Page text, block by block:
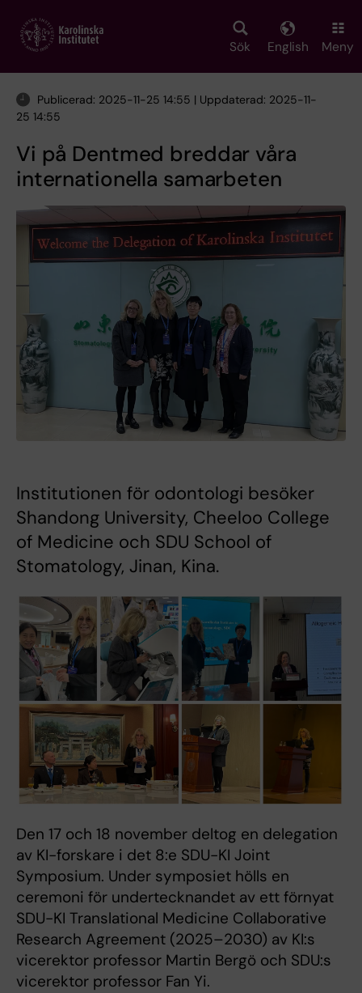
main
Sök English Meny
Publicerad: 2025-11-25 14:55 | Uppdaterad: 2025-11-
25 14:55
Vi på Dentmed breddar våra
internationella samarbeten
Institutionen för odontologi besöker
Shandong University, Cheeloo College
of Medicine och SDU School of
Stomatology, Jinan, Kina.
Den 17 och 18 november deltog en delegation
av KI-forskare i det 8:e SDU-KI Joint
Symposium. Under symposiet hölls en
ceremoni för undertecknandet av ett förnyat
SDU-KI Translational Medicine Collaborative
Research Agreement (2025–2030) av KI:s
vicerektor professor Martin Bergö och SDU:s
vicerektor professor Fan Yi.